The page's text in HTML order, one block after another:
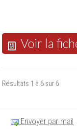
Voir la
Résultats 1 à 6 sur 6
Envoyer par mail